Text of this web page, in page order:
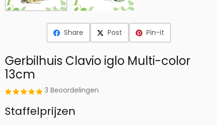
Share Post Pin-it
Gerbilhuis Clavio iglo Multi-color
13cm
3 Beoordelingen
Staffelprijzen